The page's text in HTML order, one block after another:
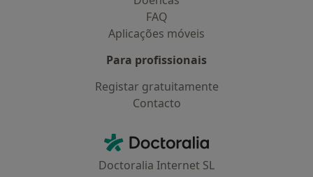
FAQ
Aplicações móveis
Para profissionais
Registar gratuitamente
Contacto
Doctoralia - Homepage
Doctoralia Internet SL